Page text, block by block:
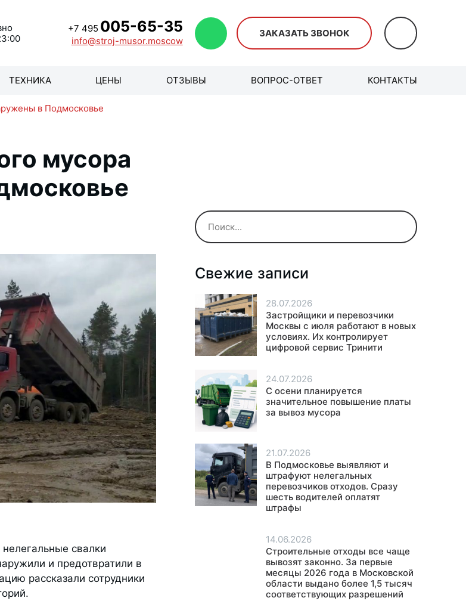
+7 495 005-65-35
info@stroj-musor.moscow
ЗАКАЗАТЬ ЗВОНОК
ТЕХНИКА ЦЕНЫ ОТЗЫВЫ ВОПРОС-ОТВЕТ КОНТАКТЫ
в Подмосковье
мусора
свалки
и предотвратили в
рассказали сотрудники
Свежие записи
28.07.2026
Застройщики и перевозчики
Москвы с июля работают в новых
условиях. Их контролирует
цифровой сервис Тринити
24.07.2026
С осени планируется
значительное повышение платы
за вывоз мусора
21.07.2026
В Подмосковье выявляют и
штрафуют нелегальных
перевозчиков отходов. Сразу
шесть водителей оплатят
штрафы
14.06.2026
Строительные отходы все чаще
вывозят законно. За первые
месяцы 2026 года в Московской
области выдано более 1,5 тысяч
соответствующих разрешений